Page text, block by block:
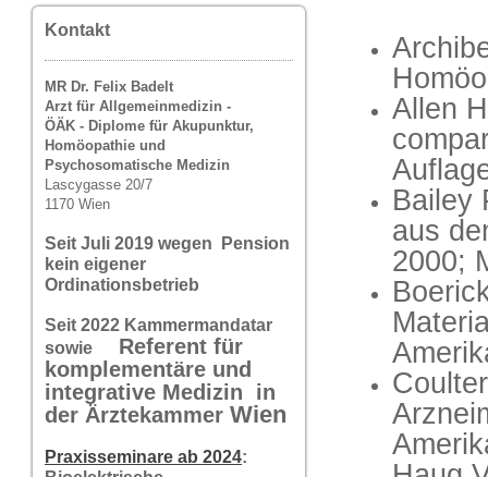
Kontakt
MR Dr. Felix Badelt
Arzt für Allgemeinmedizin -
ÖÄK - Diplome für Akupunktur,
Homöopathie und
Psychosomatische Medizin
Lascygasse 20/7
1170 Wien
Seit Juli 2019 wegen Pension
kein eigener
Ordinationsbetrieb
Seit 2022 Kammermandatar
sowie
Referent für
komplementäre und
integrative Medizin in
der Ärztekammer Wien
Praxisseminare ab 2024:
Allen
Bailey
aus
2000;